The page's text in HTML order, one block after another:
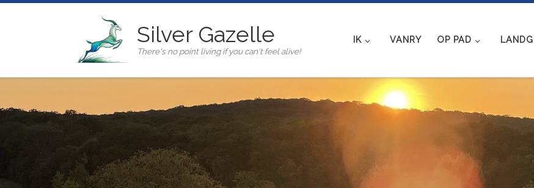
Silver Gazelle
There's no point living if you can't feel alive!
IK VANRY OP PAD